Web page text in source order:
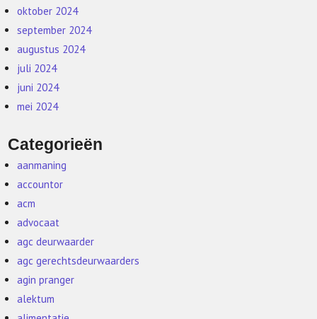
oktober 2024
september 2024
augustus 2024
juli 2024
juni 2024
mei 2024
Categorieën
aanmaning
accountor
acm
advocaat
agc deurwaarder
agc gerechtsdeurwaarders
agin pranger
alektum